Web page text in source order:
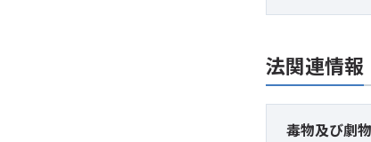
法関連情報
毒物及び劇